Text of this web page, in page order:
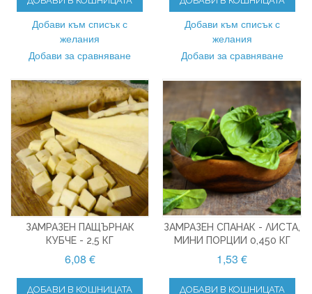
Добави към списък с
желания
Добави за сравняване
Добави към списък с
желания
Добави за сравняване
ЗАМРАЗЕН ПАЩЪРНАК
КУБЧЕ - 2,5 КГ
6,08 €
ДОБАВИ В КОШНИЦАТА
ЗАМРАЗЕН СПАНАК - ЛИСТА,
МИНИ ПОРЦИИ 0,450 КГ
1,53 €
ДОБАВИ В КОШНИЦАТА